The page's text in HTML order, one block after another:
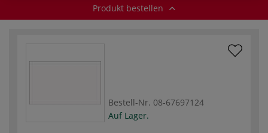
Produkt bestellen
Bestell-Nr. 08-67697124
Auf Lager.